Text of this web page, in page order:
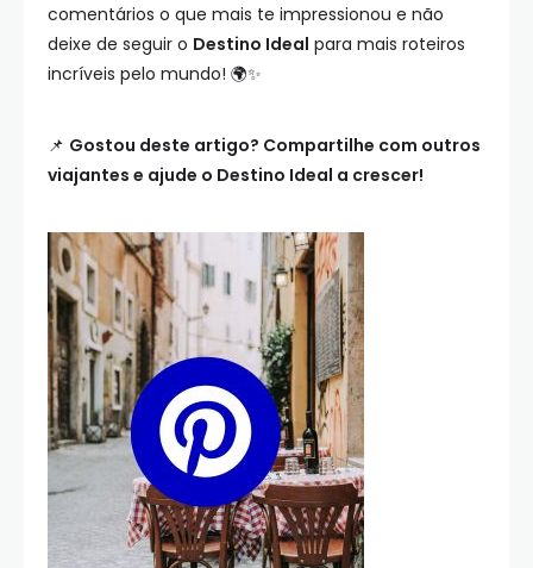
comentários o que mais te impressionou e não
deixe de seguir o Destino Ideal para mais roteiros
incríveis pelo mundo! 🌍✨
📌 Gostou deste artigo? Compartilhe com outros
viajantes e ajude o Destino Ideal a crescer!